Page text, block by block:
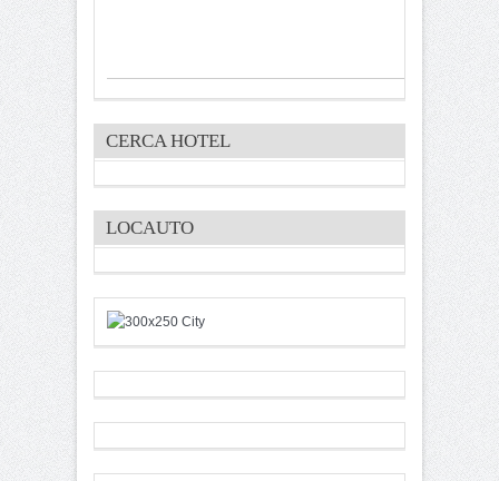
CERCA HOTEL
LOCAUTO